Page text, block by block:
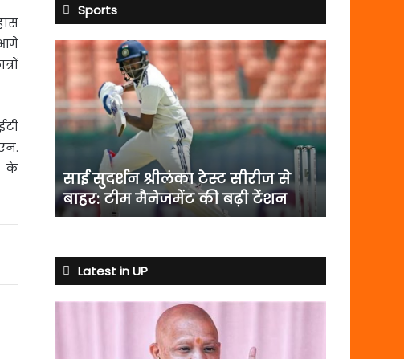
के
Sports
साई
सुदर्शन
टेस्ट
सीरीज
से
मैनेजमेंट
की
बढ़ी
साई सुदर्शन श्रीलंका टेस्ट सीरीज से
बाहर: टीम मैनेजमेंट की बढ़ी टेंशन
Latest in UP